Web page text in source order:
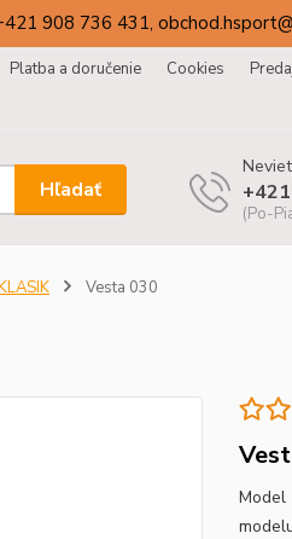
908 736 431,
Platba a doručenie Cookies
Hľadať
(Po-
Vesta 030